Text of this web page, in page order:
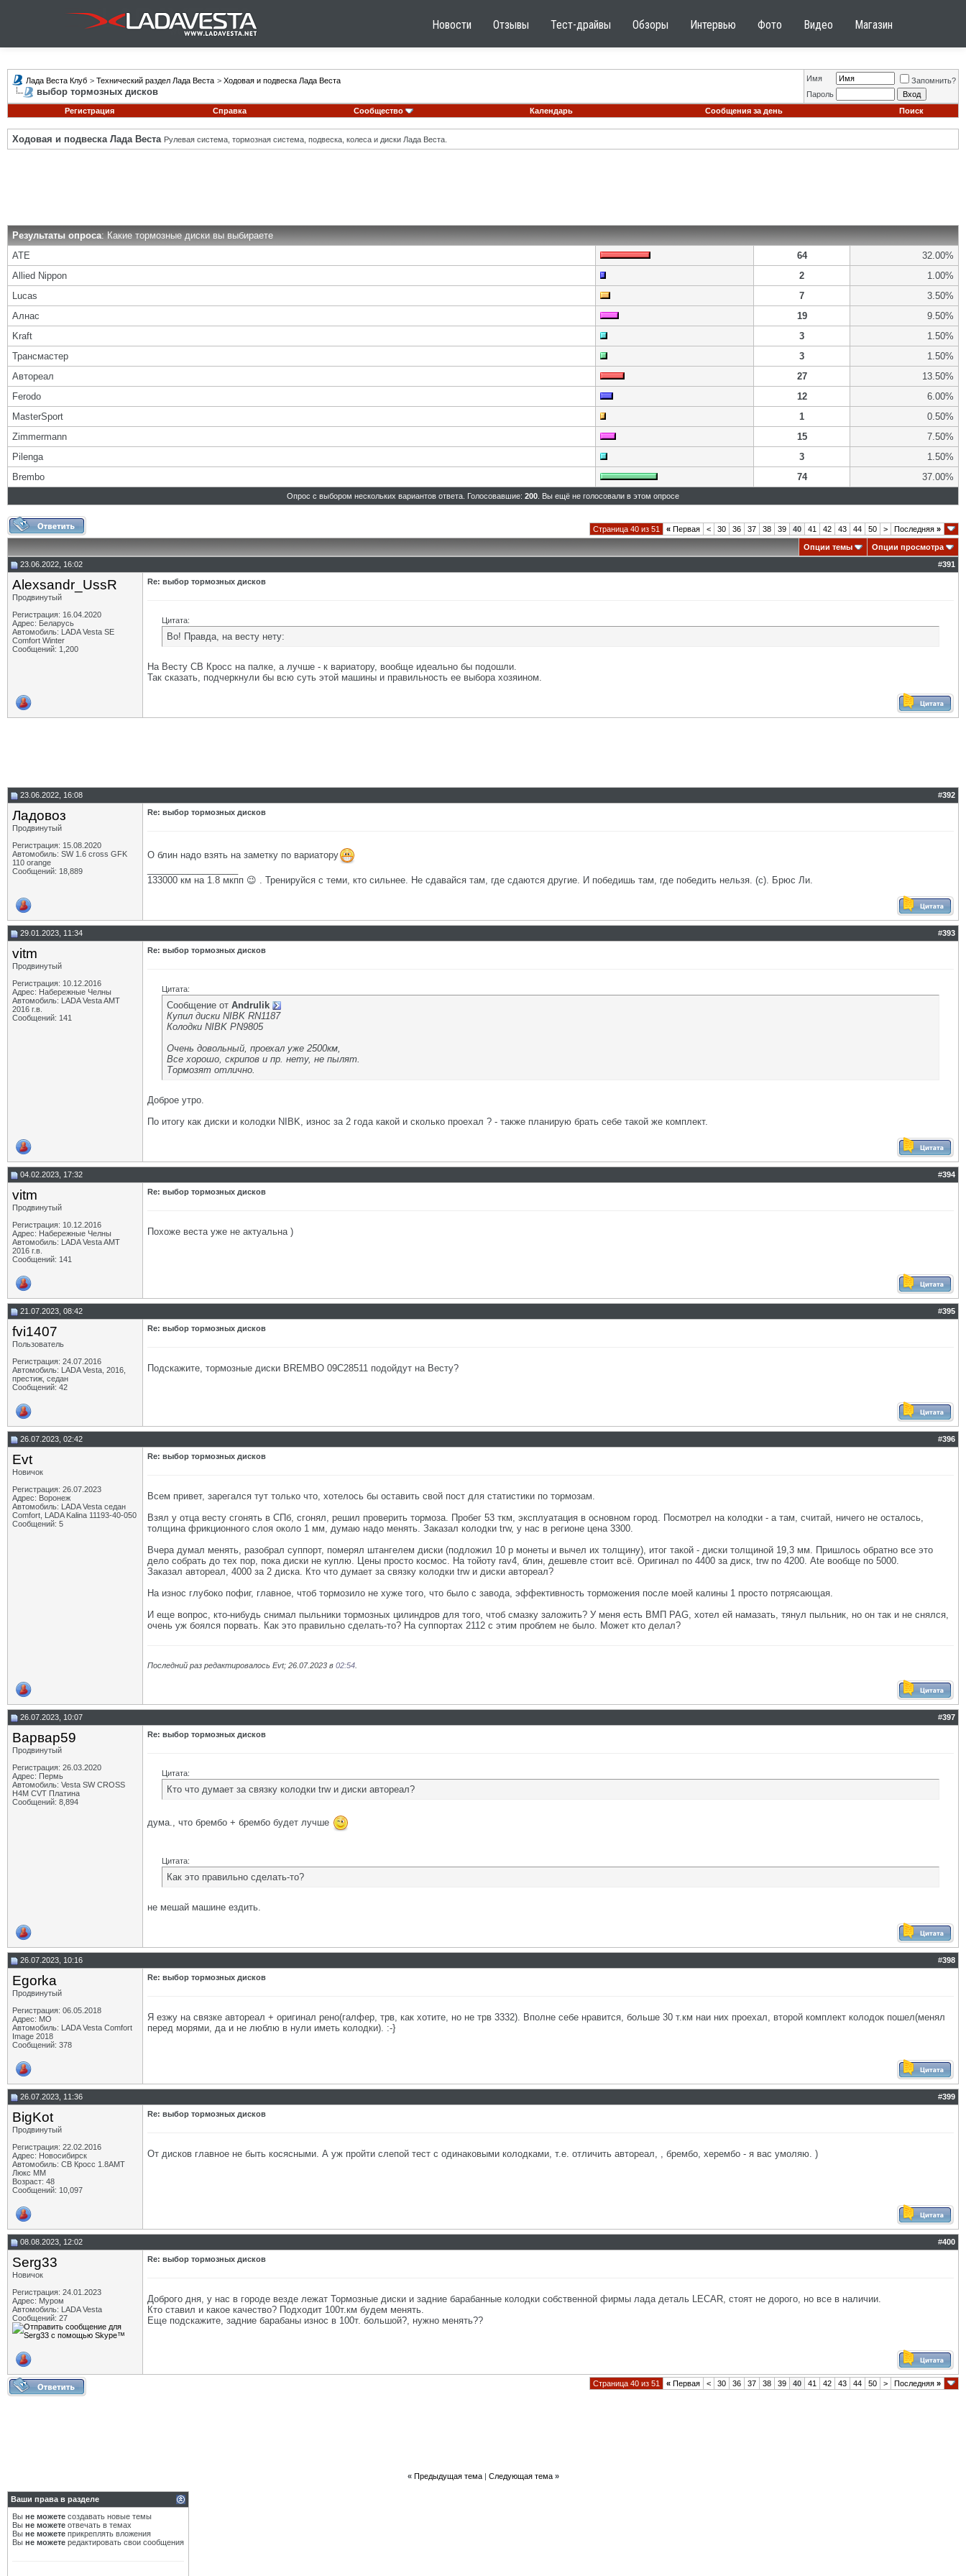
Новости Отзывы Тест-драйвы Обзоры Интервью Фото Видео Магазин
Лада Веста Клуб > Технический раздел Лада Веста > Ходовая и подвеска Лада Веста
выбор тормозных дисков
Имя
Запомнить?
Пароль
Регистрация
Справка Сообщество Календарь Сообщения за день Поиск
Ходовая и подвеска Лада Веста Рулевая система, тормозная система, подвеска, колеса и диски Лада Веста.
Результаты опроса: Какие тормозные диски вы выбираете
ATE
64
32.00%
Allied Nippon
2
1.00%
Lucas
7
3.50%
Алнас
19
9.50%
Kraft
3
1.50%
Трансмастер
3
1.50%
Автореал
27
13.50%
Ferodo
12
6.00%
MasterSport
1
0.50%
Zimmermann
15
7.50%
Pilenga
3
1.50%
Brembo
74 37.00%
Опрос с выбором нескольких вариантов ответа. Голосовавшие: 200 . Вы ещё не голосовали в этом опросе
Страница 40 из 51 « Первая < 30 36 37 38 39 40 41 42 43 44 50 > Последняя »
Опции темы
Опции просмотра
23.06.2022, 16:02
#391
Alexsandr_UssR
Продвинутый
Регистрация: 16.04.2020
Адрес: Беларусь
Автомобиль: LADA Vesta SE
Comfort Winter
Сообщений: 1,200
Re: выбор тормозных дисков
Цитата:
Во! Правда, на весту нету:
На Весту СВ Кросс на палке, а лучше - к вариатору, вообще идеально бы подошли.
Так сказать, подчеркнули бы всю суть этой машины и правильность ее выбора хозяином.
23.06.2022, 16:08 #392
Ладовоз
Продвинутый
Регистрация: 15.08.2020
Автомобиль: SW 1.6 cross GFK
110 orange
Сообщений: 18,889
Re: выбор тормозных дисков
О блин надо взять на заметку по вариатору
133000 км на 1.8 мкпп 😉 . Тренируйся с теми, кто сильнее. Не сдавайся там, где сдаются другие. И победишь там, где победить нельзя. (с). Брюс Ли.
29.01.2023, 11:34 #393
vitm
Продвинутый
Регистрация: 10.12.2016
Адрес: Набережные Челны
Автомобиль: LADA Vesta AMT
2016 г.в.
Сообщений: 141
Re: выбор тормозных дисков
Цитата:
Сообщение от Andrulik
Купил диски NIBK RN1187
Колодки NIBK PN9805
Очень довольный, проехал уже 2500км,
Все хорошо, скрипов и пр. нету, не пылят.
Тормозят отлично.
Доброе утро.
По итогу как диски и колодки NIBK, износ за 2 года какой и сколько проехал ? - также планирую брать себе такой же комплект.
04.02.2023, 17:32 #394
vitm
Продвинутый
Регистрация: 10.12.2016
Адрес: Набережные Челны
Автомобиль: LADA Vesta AMT
2016 г.в.
Сообщений: 141
Re: выбор тормозных дисков
Похоже веста уже не актуальна )
21.07.2023, 08:42 #395
fvi1407
Пользователь
Регистрация: 24.07.2016
Автомобиль: LADA Vesta, 2016,
престиж, седан
Сообщений: 42
Re: выбор тормозных дисков
Подскажите, тормозные диски BREMBO 09C28511 подойдут на Весту?
26.07.2023, 02:42 #396
Evt
Новичок
Регистрация: 26.07.2023
Адрес: Воронеж
Автомобиль: LADA Vesta седан
Comfort, LADA Kalina 11193-40-050
Сообщений: 5
Re: выбор тормозных дисков
Всем привет, зарегался тут только что, хотелось бы оставить свой пост для статистики по тормозам.
Взял у отца весту сгонять в СПб, сгонял, решил проверить тормоза. Пробег 53 ткм, эксплуатация в основном город. Посмотрел на колодки - а там, считай, ничего не осталось,
толщина фрикционного слоя около 1 мм, думаю надо менять. Заказал колодки trw, у нас в регионе цена 3300.
Вчера думал менять, разобрал суппорт, померял штангелем диски (подложил 10 р монеты и вычел их толщину), итог такой - диски толщиной 19,3 мм. Пришлось обратно все это
дело собрать до тех пор, пока диски не куплю. Цены просто космос. На тойоту rav4, блин, дешевле стоит всё. Оригинал по 4400 за диск, trw по 4200. Ate вообще по 5000.
Заказал автореал, 4000 за 2 диска. Кто что думает за связку колодки trw и диски автореал?
На износ глубоко пофиг, главное, чтоб тормозило не хуже того, что было с завода, эффективность торможения после моей калины 1 просто потрясающая.
И еще вопрос, кто-нибудь снимал пыльники тормозных цилиндров для того, чтоб смазку заложить? У меня есть ВМП PAG, хотел ей намазать, тянул пыльник, но он так и не снялся,
очень уж боялся порвать. Как это правильно сделать-то? На суппортах 2112 с этим проблем не было. Может кто делал?
Последний раз редактировалось Evt; 26.07.2023 в 02:54
26.07.2023, 10:07 #397
Варвар59
Продвинутый
Регистрация: 26.03.2020
Адрес: Пермь
Автомобиль: Vesta SW CROSS
H4M CVT Платина
Сообщений: 8,894
Re: выбор тормозных дисков
Цитата:
Кто что думает за связку колодки trw и диски автореал?
дума., что брембо + брембо будет лучше
Цитата:
Как это правильно сделать-то?
не мешай машине ездить.
26.07.2023, 10:16 #398
Egorka
Продвинутый
Регистрация: 06.05.2018
Адрес: МО
Автомобиль: LADA Vesta Comfort
Image 2018
Сообщений: 378
Re: выбор тормозных дисков
Я езжу на связке автореал + оригинал рено(галфер, трв, как хотите, но не трв 3332). Вполне себе нравится, больше 30 т.км наи них проехал, второй комплект колодок пошел(менял
перед морями, да и не люблю в нули иметь колодки). :-}
26.07.2023, 11:36 #399
BigKot
Продвинутый
Регистрация: 22.02.2016
Адрес: Новосибирск
Автомобиль: СВ Кросс 1.8АМТ
Люкс ММ
Возраст: 48
Сообщений: 10,097
Re: выбор тормозных дисков
От дисков главное не быть косясными. А уж пройти слепой тест с одинаковыми колодками, т.е. отличить автореал, , брембо, херембо - я вас умоляю. )
08.08.2023, 12:02 #400
Serg33
Новичок
Регистрация: 24.01.2023
Адрес: Муром
Автомобиль: LADA Vesta
Сообщений: 27
Re: выбор тормозных дисков
Доброго дня, у нас в городе везде лежат Тормозные диски и задние барабанные колодки собственной фирмы лада деталь LECAR, стоят не дорого, но все в наличии.
Кто ставил и какое качество? Подходит 100т.км будем менять.
Еще подскажите, задние барабаны износ в 100т. большой?, нужно менять??
Страница 40 из 51 « Первая < 30 36 37 38 39 40 41 42 43 44 50 > Последняя »
« Предыдущая тема| Следующая тема »
Ваши права в разделе
Вы не можете создавать новые темы
Вы не можете отвечать в темах
Вы не можете прикреплять вложения
Вы не можете редактировать свои сообщения